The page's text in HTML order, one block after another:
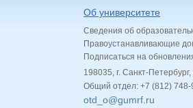
Об университете
Сведения об
Правоустанавливающие
Подписаться на
198035, г. Санкт-
Общий отдел: +7 (812) 748-
otd_o@gumrf.ru